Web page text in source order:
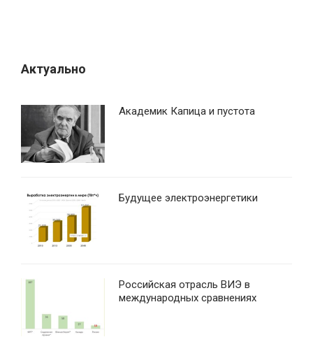
я
Актуально
Академик Капица и пустота
Будущее электроэнергетики
Российская отрасль ВИЭ в
международных сравнениях